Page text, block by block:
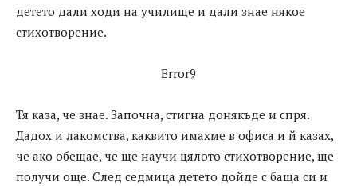
детето дали ходи на училище и дали знае някое
стихотворение.
Error9
Тя каза, че знае. Започна, стигна донякъде и спря.
Дадох и лакомства, каквито имахме в офиса и й казах,
че ако обещае, че ще научи цялото стихотворение, ще
получи още. След седмица детето дойде с баща си и